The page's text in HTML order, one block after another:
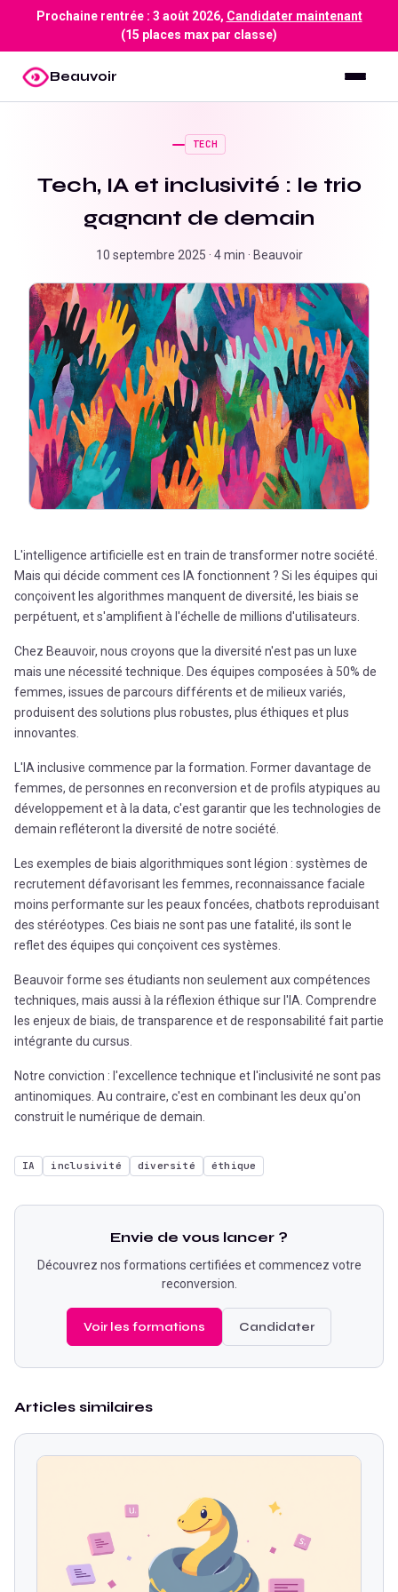
Prochaine rentrée : 3 août 2026, Candidater maintenant
(15 places max par classe)
Beauvoir
TECH
Tech, IA et inclusivité : le trio
gagnant de demain
10 septembre 2025 · 4 min · Beauvoir
L'intelligence artificielle est en train de transformer notre société.
Mais qui décide comment ces IA fonctionnent ? Si les équipes qui
conçoivent les algorithmes manquent de diversité, les biais se
perpétuent, et s'amplifient à l'échelle de millions d'utilisateurs.
Chez Beauvoir, nous croyons que la diversité n'est pas un luxe
mais une nécessité technique. Des équipes composées à 50% de
femmes, issues de parcours différents et de milieux variés,
produisent des solutions plus robustes, plus éthiques et plus
innovantes.
L'IA inclusive commence par la formation. Former davantage de
femmes, de personnes en reconversion et de profils atypiques au
développement et à la data, c'est garantir que les technologies de
demain refléteront la diversité de notre société.
Les exemples de biais algorithmiques sont légion : systèmes de
recrutement défavorisant les femmes, reconnaissance faciale
moins performante sur les peaux foncées, chatbots reproduisant
des stéréotypes. Ces biais ne sont pas une fatalité, ils sont le
reflet des équipes qui conçoivent ces systèmes.
Beauvoir forme ses étudiants non seulement aux compétences
techniques, mais aussi à la réflexion éthique sur l'IA. Comprendre
les enjeux de biais, de transparence et de responsabilité fait partie
intégrante du cursus.
Notre conviction : l'excellence technique et l'inclusivité ne sont pas
antinomiques. Au contraire, c'est en combinant les deux qu'on
construit le numérique de demain.
IA inclusivité diversité éthique
Envie de vous lancer ?
Découvrez nos formations certifiées et commencez votre
reconversion.
Voir les formations Candidater
Articles similaires